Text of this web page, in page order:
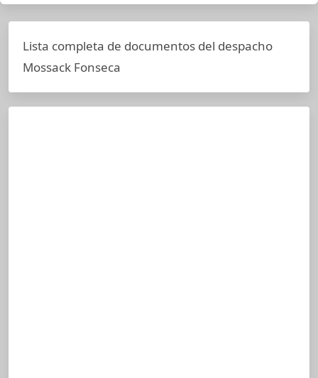
Lista completa de documentos del despacho
Mossack Fonseca